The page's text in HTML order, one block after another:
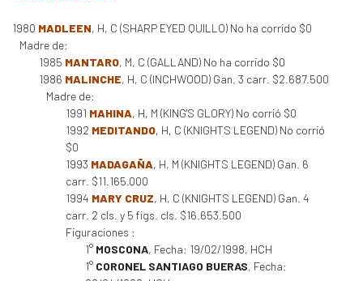
1980 MADLEEN, H, C (SHARP EYED QUILLO) No ha corrido $0
Madre de:
1985 MANTARO, M, C (GALLAND) No ha corrido $0
1986 MALINCHE, H, C (INCHWOOD) Gan. 3 carr. $2.687.500
Madre de:
1991 MAHINA, H, M (KING'S GLORY) No corrió $0
1992 MEDITANDO, H, C (KNIGHTS LEGEND) No corrió
$0
1993 MADAGAÑA, H, M (KNIGHTS LEGEND) Gan. 6
carr. $11.165.000
1994 MARY CRUZ, H, C (KNIGHTS LEGEND) Gan. 4
carr. 2 cls. y 5 figs. cls. $16.653.500
Figuraciones :
1° MOSCONA, Fecha: 19/02/1998, HCH
1° CORONEL SANTIAGO BUERAS, Fecha: